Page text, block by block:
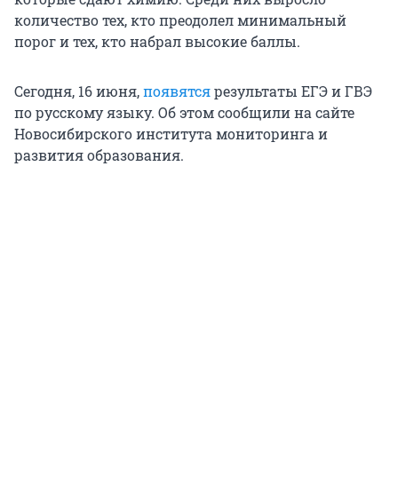
количество тех, кто преодолел минимальный
порог и тех, кто набрал высокие баллы.
Сегодня, 16 июня,появятсярезультаты ЕГЭ и ГВЭ
по русскому языку. Об этом сообщили на сайте
Новосибирского института мониторинга и
развития образования.